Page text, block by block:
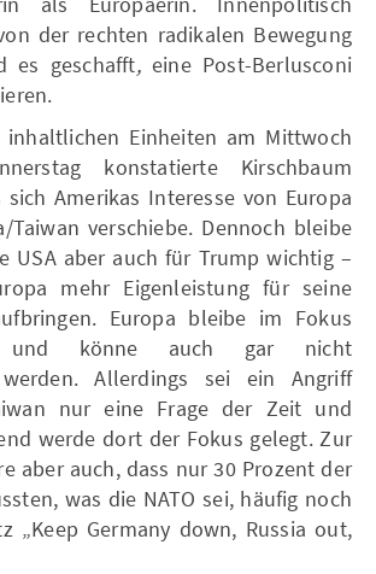
der rechten radikalen Bewegung
es geschafft, eine Post-Berlusconi
Einheiten am Mittwoch
konstatierte Kirschbaum
sich Amerikas Interesse von Europa
Taiwan verschiebe. Dennoch bleibe
USA aber auch für Trump wichtig –
mehr Eigenleistung für seine
Europa bleibe im Fokus
und könne auch gar nicht
Allerdings sei ein Angriff
nur eine Frage der Zeit und
werde dort der Fokus gelegt. Zur
aber auch, dass nur 30 Prozent der
was die NATO sei, häufig noch
„Keep Germany down, Russia out,